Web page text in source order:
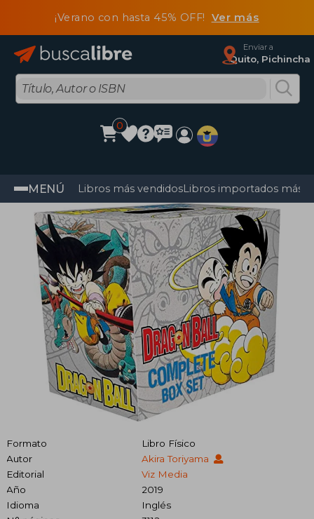
¡Verano con hasta 45% OFF! Ver más
Enviar a
Quito, Pichincha
0
MENÚ Libros más vendidosLibros importados más
Formato
Libro Físico
Autor
Akira Toriyama
Editorial
Viz Media
Año
2019
Idioma
Inglés